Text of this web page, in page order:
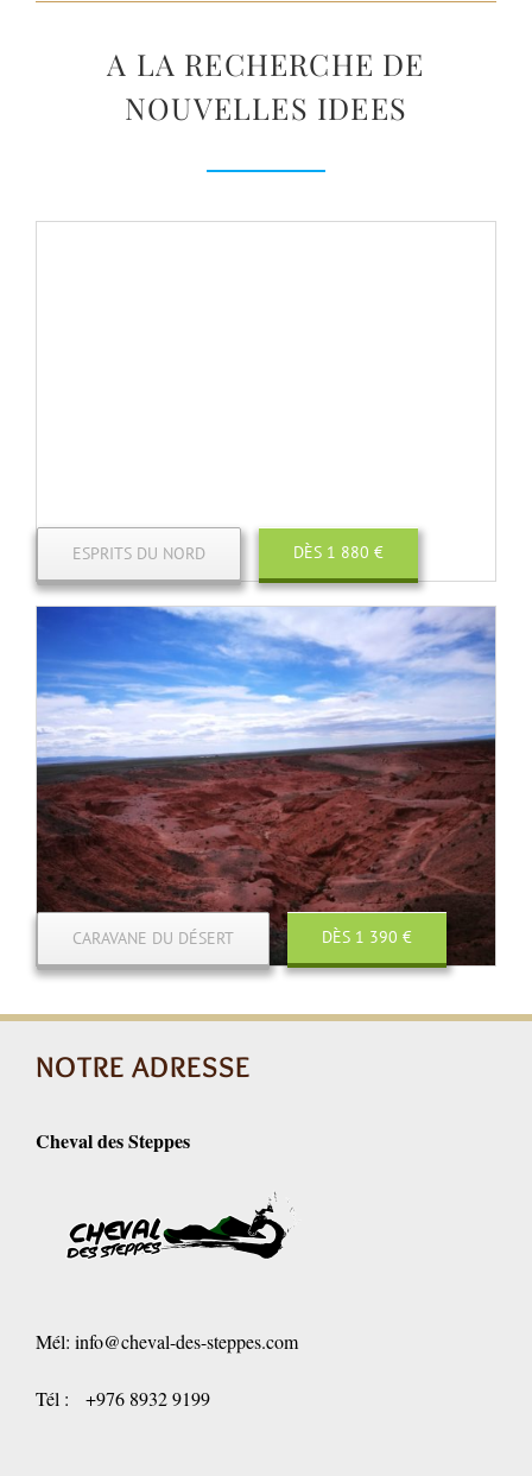
A LA RECHERCHE DE
NOUVELLES IDEES
ESPRITS DU NORD DÈS 1 880 €
CARAVANE DU DÉSERT DÈS 1 390 €
NOTRE ADRESSE
Cheval des Steppes
Mél: info@cheval-des-steppes.com
Tél : +976 8932 9199